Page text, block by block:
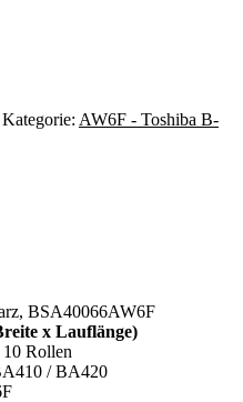
Kategorie: AW6F - Toshiba B-
BSA40066AW6F
x Lauflänge)
Rollen
/ BA420